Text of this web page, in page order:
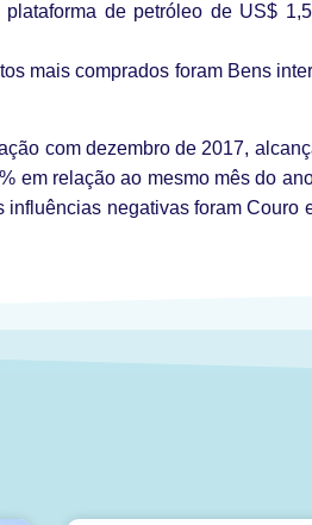
de petróleo de US$
mais comprados foram Bens
com dezembro de 2017,
em relação ao mesmo mês do
influências negativas foram Couro